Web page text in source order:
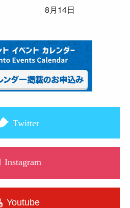
8月14日
Twitter
Instagram
Youtube